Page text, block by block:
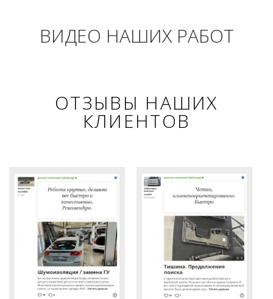
ВИДЕО НАШИХ РАБОТ
ОТЗЫВЫ НАШИХ
КЛИЕНТОВ